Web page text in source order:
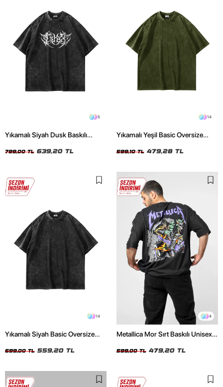
5
Yıkamalı Siyah Dusk Baskılı
799,00 TL 639,20 TL
14
Yıkamalı Yeşil Basic Oversize
599,10 TL 479,28 TL
14
Yıkamalı Siyah Basic Oversize
699,00 TL 559,20 TL
4
Metallica Mor Sırt Baskılı Unisex
599,00 TL 479,20 TL